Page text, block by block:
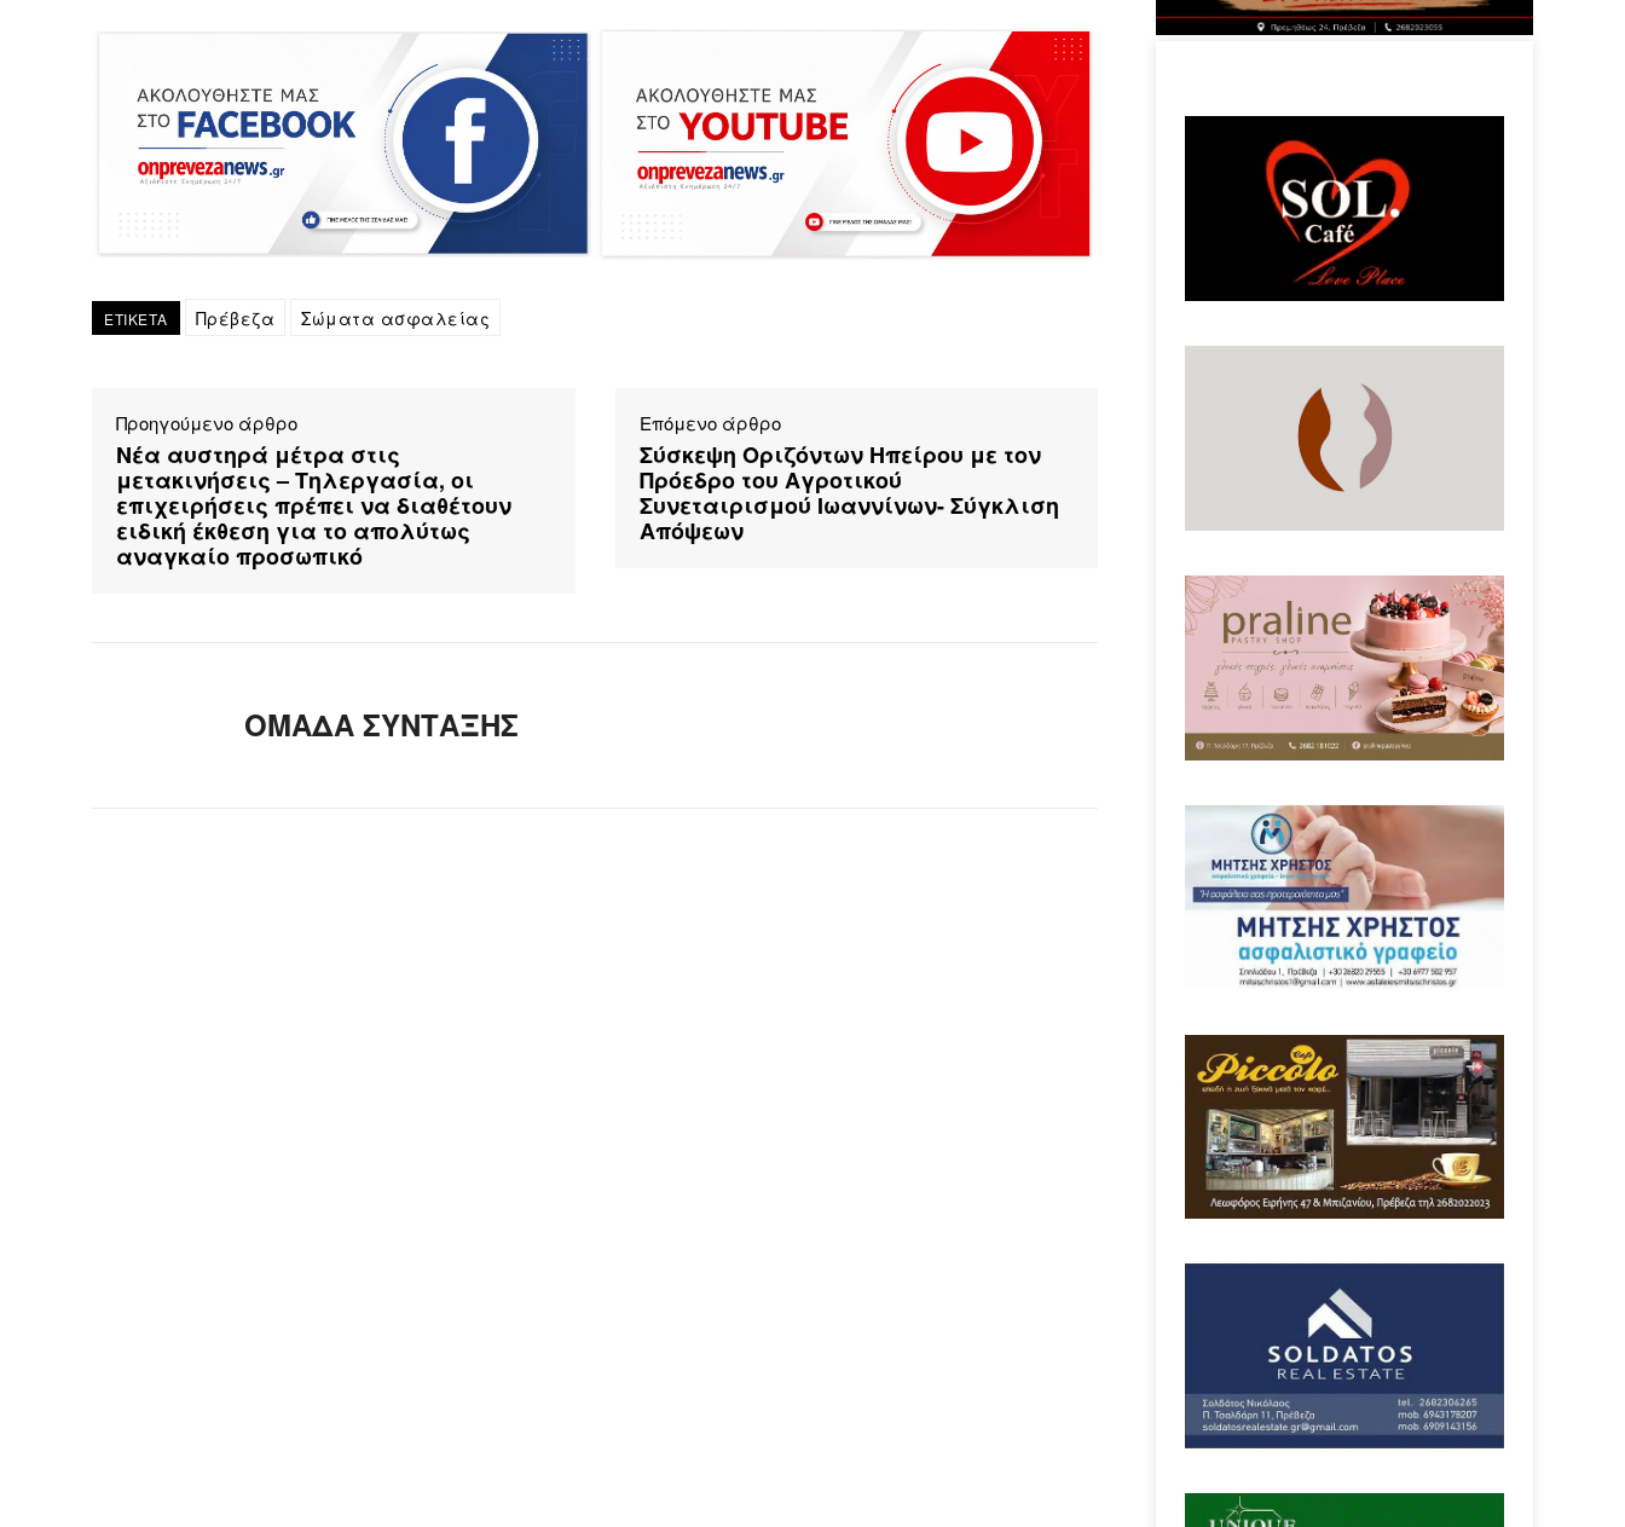
ΕΤΙΚΕΤΑ Πρέβεζα Σώματα ασφαλείας
Προηγούμενο άρθρο
Νέα αυστηρά μέτρα στις
μετακινήσεις – Τηλεργασία, οι
επιχειρήσεις πρέπει να διαθέτουν
ειδική έκθεση για το απολύτως
αναγκαίο προσωπικό
Επόμενο άρθρο
Σύσκεψη Οριζόντων Ηπείρου με τον
Πρόεδρο του Αγροτικού
Συνεταιρισμού Ιωαννίνων- Σύγκλιση
Απόψεων
ΟΜΑΔΑ ΣΥΝΤΑΞΗΣ